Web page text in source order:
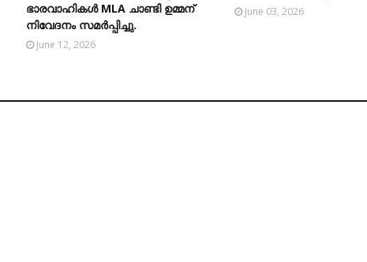
ഭാരവാഹികൾ MLA ചാണ്ടി ഉമ്മന്
നിവേദനം സമർപ്പിച്ചു.
June 12, 2026
June 03, 2026